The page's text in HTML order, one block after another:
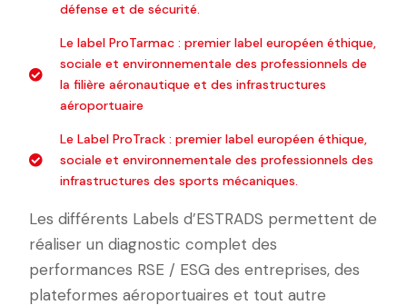
défense et de sécurité.
Le label ProTarmac : premier label européen éthique,
sociale et environnementale des professionnels de
la filière aéronautique et des infrastructures
aéroportuaire
Le Label ProTrack : premier label européen éthique,
sociale et environnementale des professionnels des
infrastructures des sports mécaniques.
Les différents Labels d’ESTRADS permettent de
réaliser un diagnostic complet des
performances RSE / ESG des entreprises, des
plateformes aéroportuaires et tout autre